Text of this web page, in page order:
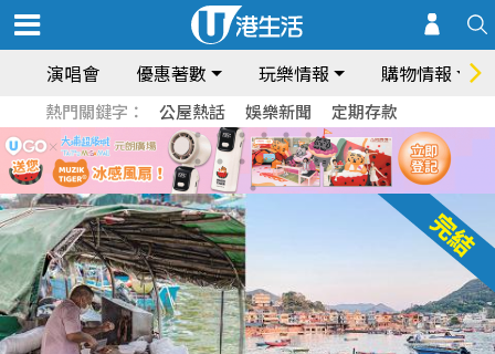
演唱會 優惠著數 玩樂情報 購物情報
熱門關鍵字： 公屋熱話 娛樂新聞 定期存款